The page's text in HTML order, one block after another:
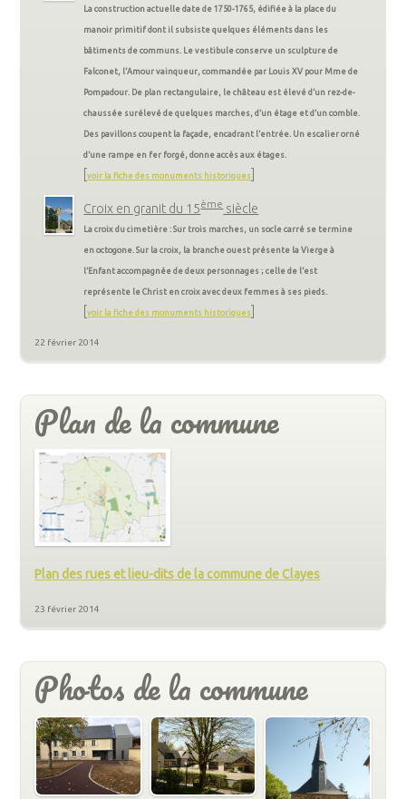
La construction actuelle date de 1750-1765, édifiée à la place du
manoir primitif dont il subsiste quelques éléments dans les
bâtiments de communs. Le vestibule conserve un sculpture de
Falconet, l’Amour vainqueur, commandée par Louis XV pour Mme de
Pompadour. De plan rectangulaire, le château est élevé d’un rez-de-
chaussée surélevé de quelques marches, d’un étage et d’un comble.
Des pavillons coupent la façade, encadrant l’entrée. Un escalier orné
d’une rampe en fer forgé, donne accès aux étages.
[voir la fiche des monuments historiques
Croix en granit du 15èmesiècle
La croix du cimetière : Sur trois marches, un socle carré se termine
en octogone. Sur la croix, la branche ouest présente la Vierge à
l’Enfant accompagnée de deux personnages ; celle de l’est
représente le Christ en croix avec deux femmes à ses pieds.
[voir la fiche des monuments historiques
22 février 2014
Plan de la commune
Plan des rues et lieu-dits de la commune de Clayes
23 février 2014
Photos de la commune